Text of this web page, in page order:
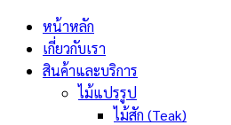
หน้าหลัก
เกี่ยวกับเรา
สินค้าและบริการ
ไม้แปรรูป
ไม้สัก (Teak)